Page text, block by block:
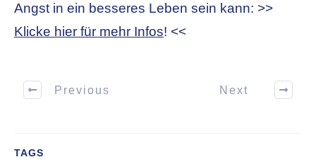
Angst in ein besseres Leben sein kann: >>
Klicke hier für mehr Infos! <<
Previous Next
TAGS